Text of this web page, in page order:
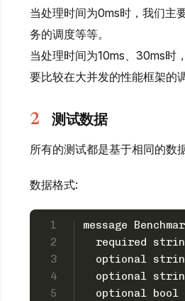
当处理时间为0ms时，我们主
务的调度等等。
当处理时间为10ms、30ms时
要比较在大并发的性能框架的
测试数据
所有的测试都是基于相同的数
数据格式:
1
2
3
4
5
message
required
optional
optional
optional bool